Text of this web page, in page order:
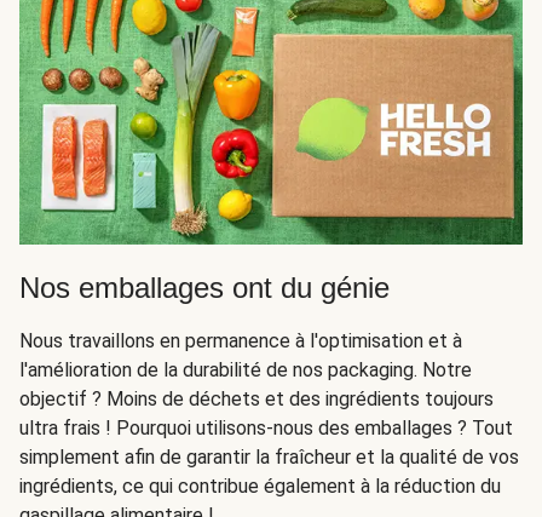
Nos emballages ont du génie
Nous travaillons en permanence à l'optimisation et à
l'amélioration de la durabilité de nos packaging. Notre
objectif ? Moins de déchets et des ingrédients toujours
ultra frais ! Pourquoi utilisons-nous des emballages ? Tout
simplement afin de garantir la fraîcheur et la qualité de vos
ingrédients, ce qui contribue également à la réduction du